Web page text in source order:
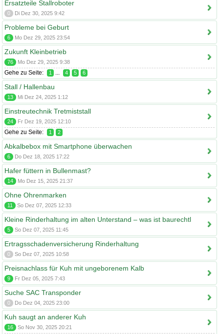
Ersatzteile Stallroboter
0 Di Dez 30, 2025 9:42
Probleme bei Geburt
6 Mo Dez 29, 2025 23:54
Zukunft Kleinbetrieb
76 Mo Dez 29, 2025 9:38
Gehe zu Seite: 1 ... 4 5 6
Stall / Hallenbau
13 Mi Dez 24, 2025 1:12
Einstreutechnik Tretmiststall
24 Fr Dez 19, 2025 12:10
Gehe zu Seite: 1 2
Abkalbebox mit Smartphone überwachen
6 Do Dez 18, 2025 17:22
Hafer füttern in Bullenmast?
14 Mo Dez 15, 2025 21:37
Ohne Ohrenmarken
11 So Dez 07, 2025 12:33
Kleine Rinderhaltung im alten Unterstand – was ist baurechtl
5 So Dez 07, 2025 11:45
Ertragsschadenversicherung Rinderhaltung
0 So Dez 07, 2025 10:58
Preisnachlass für Kuh mit ungeborenem Kalb
9 Fr Dez 05, 2025 7:43
Suche SAC Transponder
0 Do Dez 04, 2025 23:00
Kuh saugt an anderer Kuh
16 So Nov 30, 2025 20:21